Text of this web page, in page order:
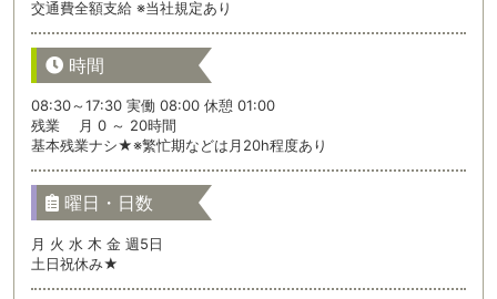
交通費全額支給 ※当社規定あり
時間
08:30～17:30 実働 08:00 休憩 01:00
残業 月 0 ～ 20時間
基本残業ナシ★※繁忙期などは月20h程度あり
曜日・日数
月 火 水 木 金 週5日
土日祝休み★